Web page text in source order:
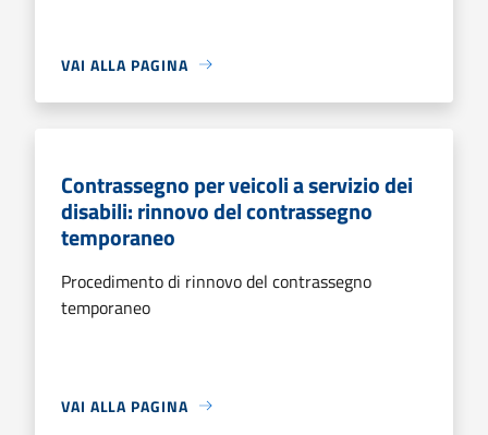
VAI ALLA PAGINA
Contrassegno per veicoli a servizio dei
disabili: rinnovo del contrassegno
temporaneo
Procedimento di rinnovo del contrassegno
temporaneo
VAI ALLA PAGINA